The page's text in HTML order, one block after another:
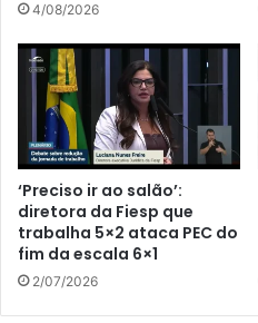
4/08/2026
‘Preciso ir ao salão’:
diretora da Fiesp que
trabalha 5×2 ataca PEC do
fim da escala 6×1
2/07/2026